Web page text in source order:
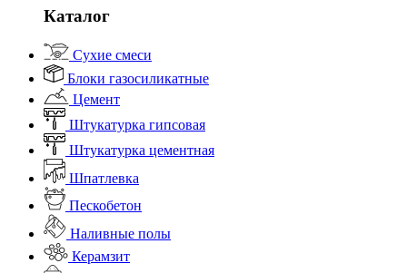
Каталог
Сухие смеси
Блоки газосиликатные
Цемент
Штукатурка гипсовая
Штукатурка цементная
Шпатлевка
Пескобетон
Наливные полы
Керамзит